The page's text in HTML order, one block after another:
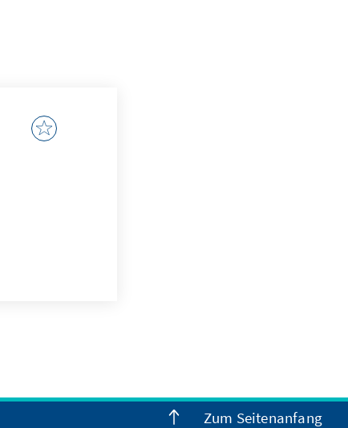
Zum Seitenanfang